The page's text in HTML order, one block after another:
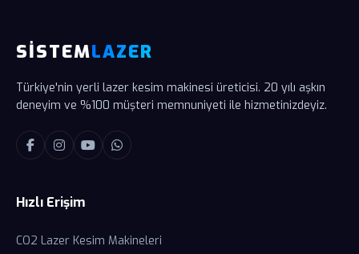
SİSTEMLAZER
Türkiye'nin yerli lazer kesim makinesi üreticisi. 20 yılı aşkın
deneyim ve %100 müşteri memnuniyeti ile hizmetinizdeyiz.
Hızlı Erişim
CO2 Lazer Kesim Makineleri